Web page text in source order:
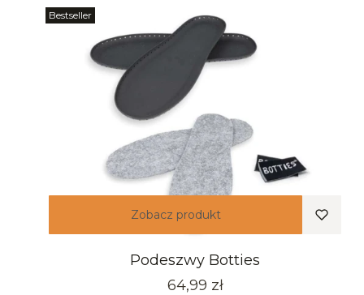
Bestseller
Zobacz produkt
Podeszwy Botties
Cena
64,99 zł